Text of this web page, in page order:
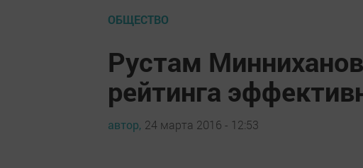
ОБЩЕСТВО
Рустам
рейтинга
автор, 24 марта 2016 - 12:53